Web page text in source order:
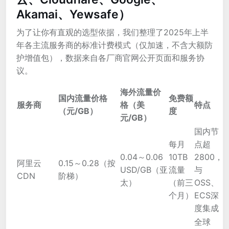
Akamai、Yewsafe）
为了让你有直观的选型依据，我们整理了2025年上半
年各主流服务商的标准计费模式（仅加速，不含大额防
护增值包），数据来自各厂商官网公开页面和服务协
议。
服务商
国内流量价格
（元/GB）
海外流量价
格（美
元/GB）
免费额
度
特点
阿里云
CDN
0.15～0.28（按
阶梯）
0.04～0.06
USD/GB（亚
太）
每月
10TB
流量
（前三
个月）
国内节
点超
2800，
与
OSS、
ECS深
度集成
全球